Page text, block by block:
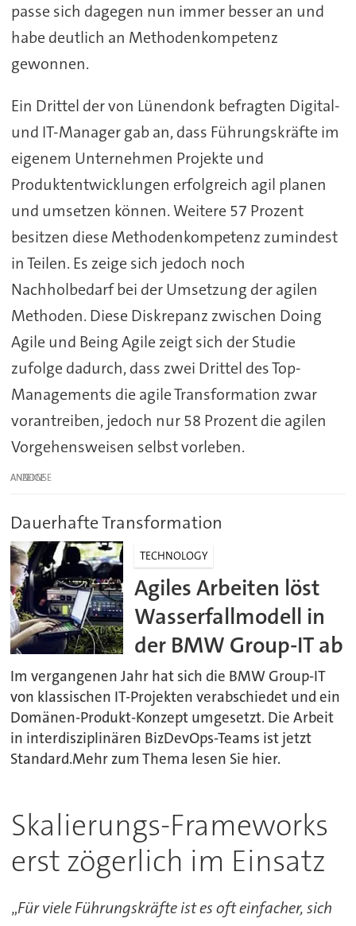
passe sich dagegen nun immer besser an und
habe deutlich an Methodenkompetenz
gewonnen.
Ein Drittel der von Lünendonk befragten Digital-
und IT-Manager gab an, dass Führungskräfte im
eigenem Unternehmen Projekte und
Produktentwicklungen erfolgreich agil planen
und umsetzen können. Weitere 57 Prozent
besitzen diese Methodenkompetenz zumindest
in Teilen. Es zeige sich jedoch noch
Nachholbedarf bei der Umsetzung der agilen
Methoden. Diese Diskrepanz zwischen Doing
Agile und Being Agile zeigt sich der Studie
zufolge dadurch, dass zwei Drittel des Top-
Managements die agile Transformation zwar
vorantreiben, jedoch nur 58 Prozent die agilen
Vorgehensweisen selbst vorleben.
ANZEIGE
Dauerhafte Transformation
TECHNOLOGY
Agiles Arbeiten löst
Wasserfallmodell in
der BMW Group-IT ab
Im vergangenen Jahr hat sich die BMW Group-IT
von klassischen IT-Projekten verabschiedet und ein
Domänen-Produkt-Konzept umgesetzt. Die Arbeit
in interdisziplinären BizDevOps-Teams ist jetzt
Standard.Mehr zum Thema lesen Sie hier.
Skalierungs-Frameworks
erst zögerlich im Einsatz
„Für viele Führungskräfte ist es oft einfacher, sich